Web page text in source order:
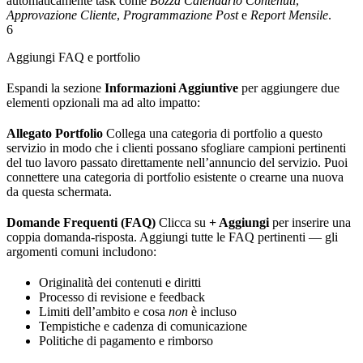
Approvazione Cliente, Programmazione Poste Report Mensile.
6
Aggiungi FAQ e portfolio
Espandi la sezione Informazioni Aggiuntive per aggiungere due
elementi opzionali ma ad alto impatto:
Allegato Portfolio Collega una categoria di portfolio a questo
servizio in modo che i clienti possano sfogliare campioni pertinenti
del tuo lavoro passato direttamente nell’annuncio del servizio. Puoi
connettere una categoria di portfolio esistente o crearne una nuova
da questa schermata.
Domande Frequenti (FAQ) Clicca su + Aggiungi per inserire una
coppia domanda-risposta. Aggiungi tutte le FAQ pertinenti — gli
argomenti comuni includono:
Originalità dei contenuti e diritti
Processo di revisione e feedback
Limiti dell’ambito e cosa non è incluso
Tempistiche e cadenza di comunicazione
Politiche di pagamento e rimborso